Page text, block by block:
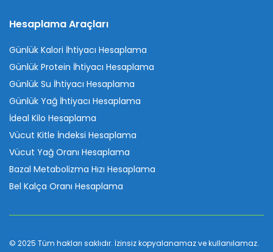
Hesaplama Araçları
Günlük Kalori İhtiyacı Hesaplama
Günlük Protein İhtiyacı Hesaplama
Günlük Su İhtiyacı Hesaplama
Günlük Yağ İhtiyacı Hesaplama
İdeal Kilo Hesaplama
Vücut Kitle İndeksi Hesaplama
Vücut Yağ Oranı Hesaplama
Bazal Metabolizma Hızı Hesaplama
Bel Kalça Oranı Hesaplama
© 2025 Tüm hakları saklıdır. İzinsiz kopyalanamaz ve kullanılamaz.